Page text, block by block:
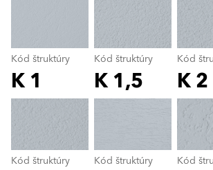
Kód štruktúry
K 1
Kód štruktúry
K 1,5
Kód
K 2
Kód štruktúry Kód štruktúry Kód
Kód štruktúry
color_name